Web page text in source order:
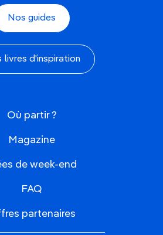
Nos guides
livres d'inspiration
Où partir ?
Magazine
de week-end
FAQ
partenaires